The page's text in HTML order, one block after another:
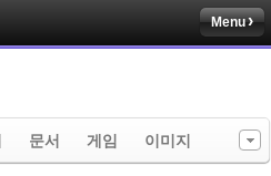
Menu
문서 게임 이미지
케치북5
케치북5